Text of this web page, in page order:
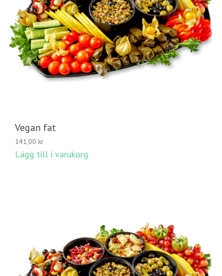
Vegan fat
141,00 kr
Lägg till i varukorg